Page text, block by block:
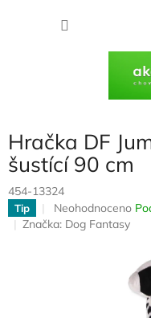
Hračka DF
šustící 90 cm
454-13324
Tip
Průměrné
hodnocení
Neohodnoceno
Značka: Dog Fantasy